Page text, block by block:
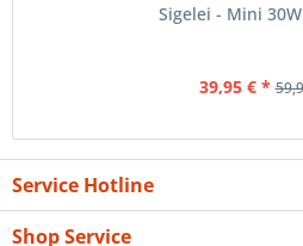
Sigelei - Mini
39,95 € *
Service Hotline
Shop Service